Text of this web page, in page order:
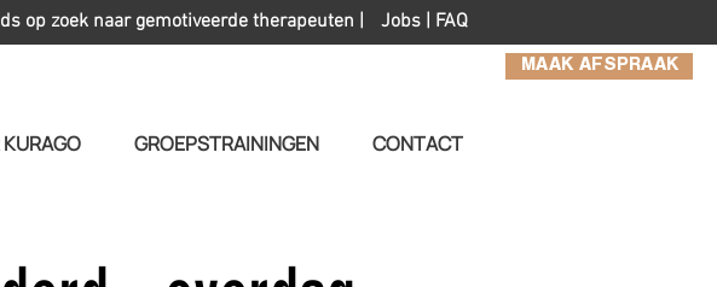
MAAK AFSPRAAK
Jobs | FAQ
op zoek naar gemotiveerde therapeuten |
GROEPSTRAININGEN CONTACT